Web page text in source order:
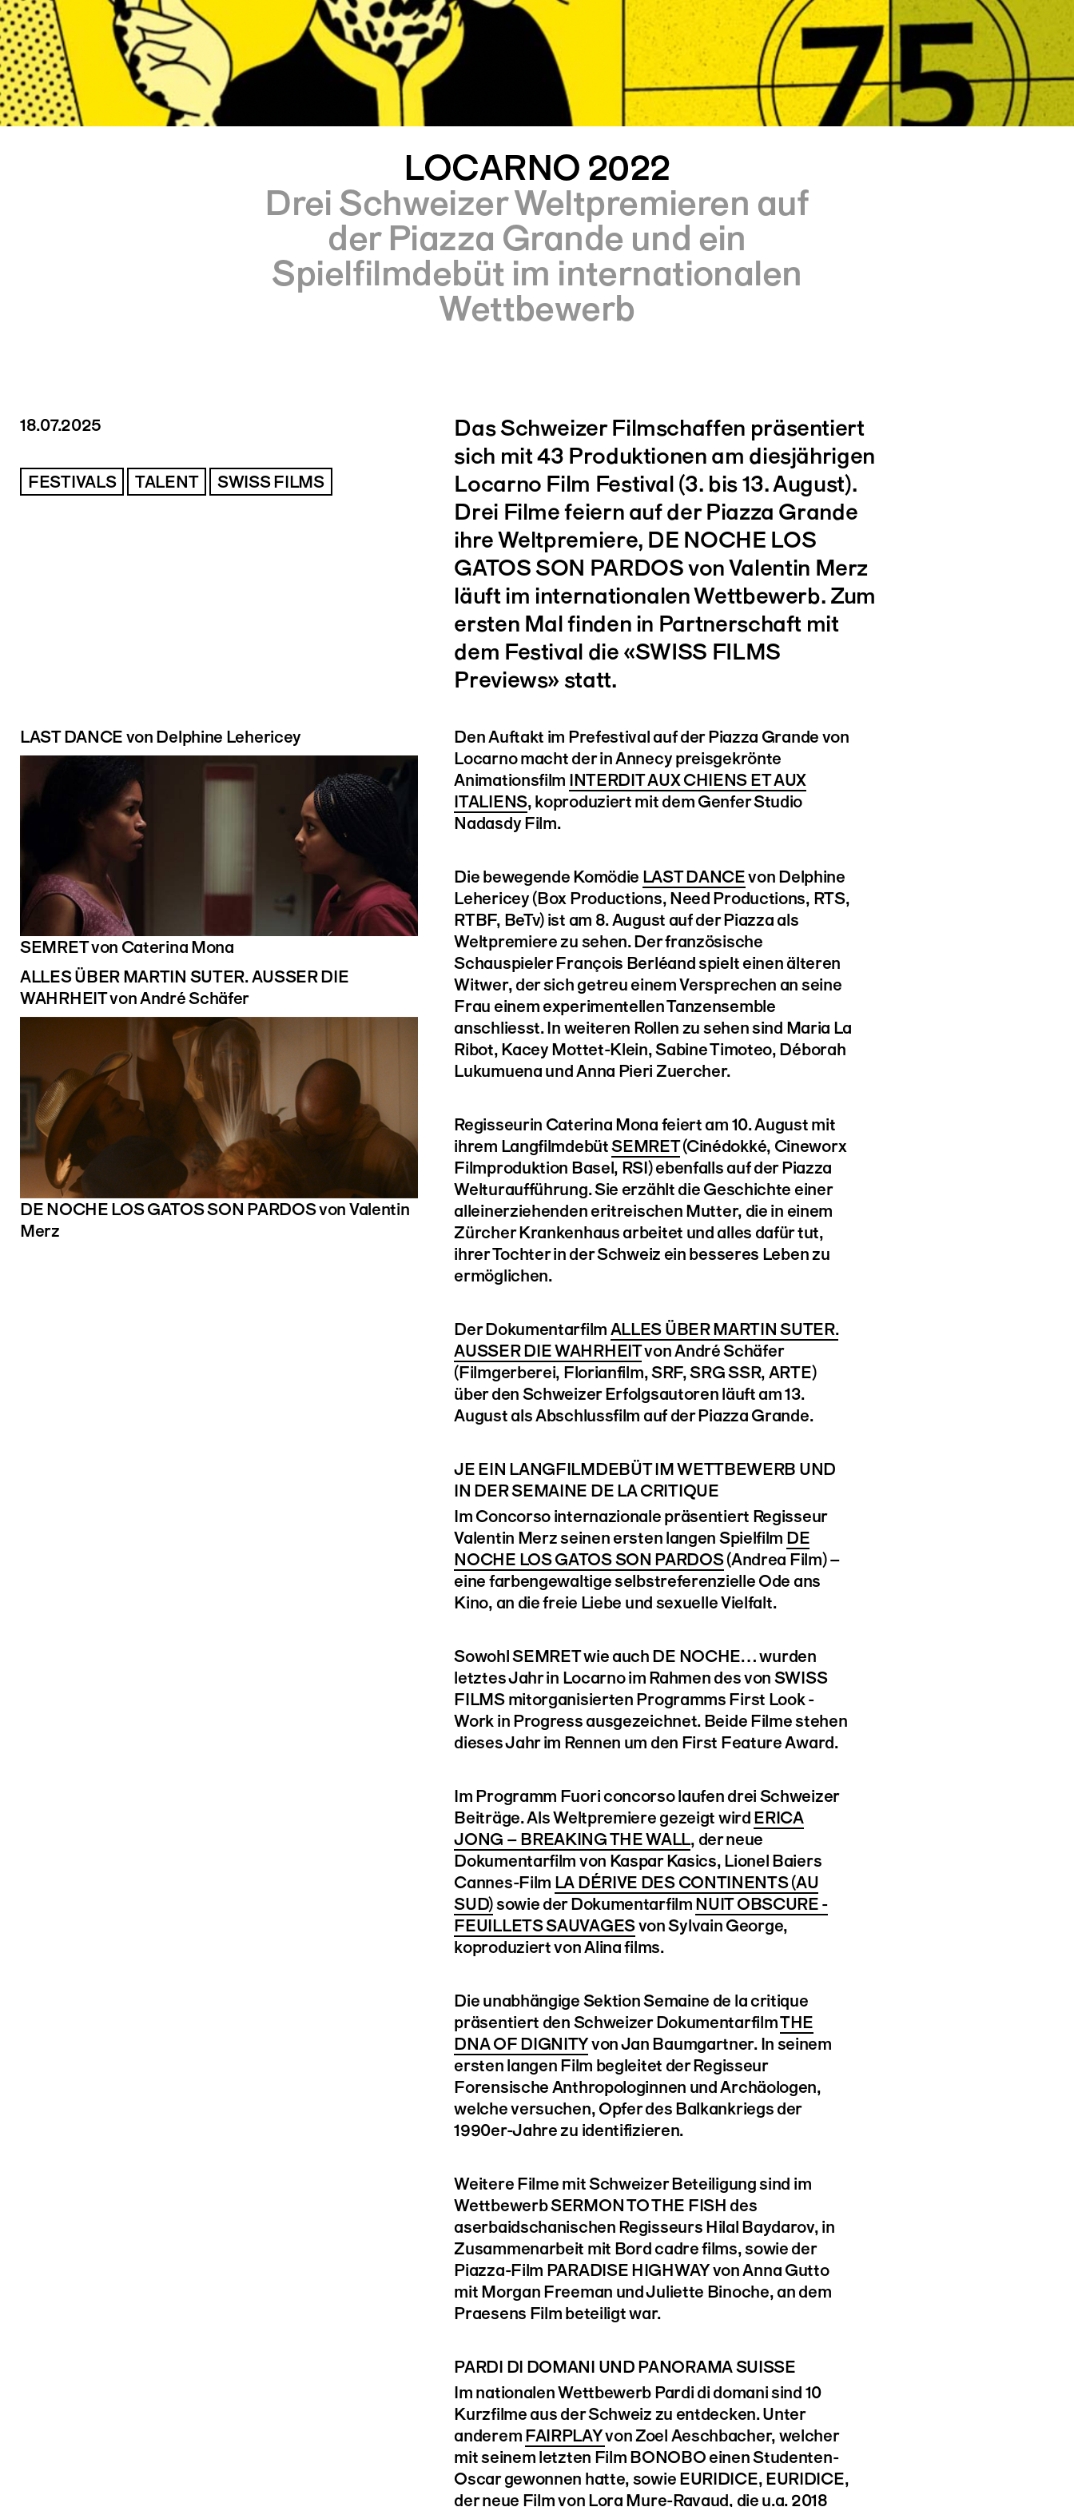
LOCARNO 2022
Drei Schweizer Weltpremieren auf
der Piazza Grande und ein
Spielfilmdebüt im internationalen
Wettbewerb
18.07.2025
FESTIVALS TALENT SWISS FILMS
Das Schweizer Filmschaffen präsentiert
sich mit 43 Produktionen am diesjährigen
Locarno Film Festival (3. bis 13. August).
Drei Filme feiern auf der Piazza Grande
ihre Weltpremiere, DE NOCHE LOS
GATOS SON PARDOS von Valentin Merz
läuft im internationalen Wettbewerb. Zum
ersten Mal finden in Partnerschaft mit
dem Festival die «SWISS FILMS
Previews» statt.
LAST DANCE von Delphine Lehericey
SEMRET von Caterina Mona
ALLES ÜBER MARTIN SUTER. AUSSER DIE
WAHRHEIT von André Schäfer
DE NOCHE LOS GATOS SON PARDOS von Valentin
Merz
Den Auftakt im Prefestival auf der Piazza Grande von
Locarno macht der in Annecy preisgekrönte
Animationsfilm INTERDIT AUX CHIENS ET AUX
ITALIENS, koproduziert mit dem Genfer Studio
Nadasdy Film.
Die bewegende Komödie LAST DANCEvon Delphine
Lehericey (Box Productions, Need Productions, RTS,
RTBF, BeTv) ist am 8. August auf der Piazza als
Weltpremiere zu sehen. Der französische
Schauspieler François Berléand spielt einen älteren
Witwer, der sich getreu einem Versprechen an seine
Frau einem experimentellen Tanzensemble
anschliesst. In weiteren Rollen zu sehen sind Maria La
Ribot, Kacey Mottet-Klein, Sabine Timoteo, Déborah
Lukumuena und Anna Pieri Zuercher.
Regisseurin Caterina Mona feiert am 10. August mit
ihrem LangfilmdebütSEMRET(Cinédokké, Cineworx
Filmproduktion Basel, RSI) ebenfalls auf der Piazza
Welturaufführung. Sie erzählt die Geschichte einer
alleinerziehenden eritreischen Mutter, die in einem
Zürcher Krankenhaus arbeitet und alles dafür tut,
ihrer Tochter in der Schweiz ein besseres Leben zu
ermöglichen.
Der Dokumentarfilm ALLES ÜBER MARTIN SUTER.
AUSSER DIE WAHRHEITvon André Schäfer
(Filmgerberei, Florianfilm, SRF, SRG SSR, ARTE)
über den Schweizer Erfolgsautoren läuft am 13.
August als Abschlussfilm auf der Piazza Grande.
JE EIN LANGFILMDEBÜT IM WETTBEWERB UND
IN DER SEMAINE DE LA CRITIQUE
Im Concorso internazionale präsentiert Regisseur
Valentin Merz seinen ersten langen Spielfilm DE
NOCHE LOS GATOS SON PARDOS(Andrea Film) –
eine farbengewaltige selbstreferenzielle Ode ans
Kino, an die freie Liebe und sexuelle Vielfalt.
Sowohl SEMRET wie auch DE NOCHE… wurden
letztes Jahr in Locarno im Rahmen des von SWISS
FILMS mitorganisierten Programms First Look -
Work in Progress ausgezeichnet. Beide Filme stehen
dieses Jahr im Rennen um den First Feature Award.
Im Programm Fuori concorso laufen drei Schweizer
Beiträge. Als Weltpremiere gezeigt wird ERICA
JONG – BREAKING THE WALL, der neue
Dokumentarfilm von Kaspar Kasics, Lionel Baiers
Cannes-Film LA DÉRIVE DES CONTINENTS (AU
SUD)sowie der Dokumentarfilm NUIT OBSCURE -
FEUILLETS SAUVAGESvon Sylvain George,
koproduziert von Alina films.
Die unabhängige Sektion Semaine de la critique
präsentiert den Schweizer DokumentarfilmTHE
DNA OF DIGNITYvon Jan Baumgartner. In seinem
ersten langen Film begleitet der Regisseur
Forensische Anthropologinnen und Archäologen,
welche versuchen, Opfer des Balkankriegs der
1990er-Jahre zu identifizieren.
Weitere Filme mit Schweizer Beteiligung sind im
Wettbewerb SERMON TO THE FISH des
aserbaidschanischen Regisseurs Hilal Baydarov, in
Zusammenarbeit mit Bord cadre films, sowie der
Piazza-Film PARADISE HIGHWAY von Anna Gutto
mit Morgan Freeman und Juliette Binoche, an dem
Praesens Film beteiligt war.
PARDI DI DOMANI UND PANORAMA SUISSE
Im nationalen Wettbewerb Pardi di domani sind 10
Kurzfilme aus der Schweiz zu entdecken. Unter
anderem FAIRPLAYvon Zoel Aeschbacher, welcher
mit seinem letzten Film BONOBO einen Studenten-
Oscar gewonnen hatte, sowie EURIDICE, EURIDICE,
der neue Film von Lora Mure-Ravaud, die u.a. 2018